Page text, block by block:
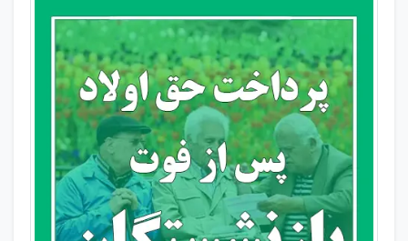
مبنا و
نحوه
محاسبه
حق
اولاد
پس از
فوت
والدین